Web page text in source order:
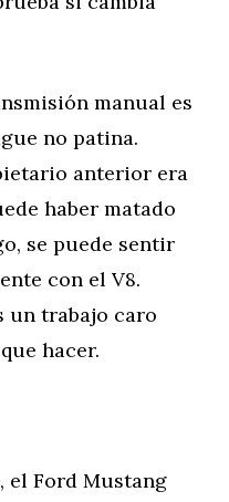
manual es
no patina.
anterior era
haber matado
se puede sentir
con el V8.
un trabajo caro
hacer.
el Ford Mustang